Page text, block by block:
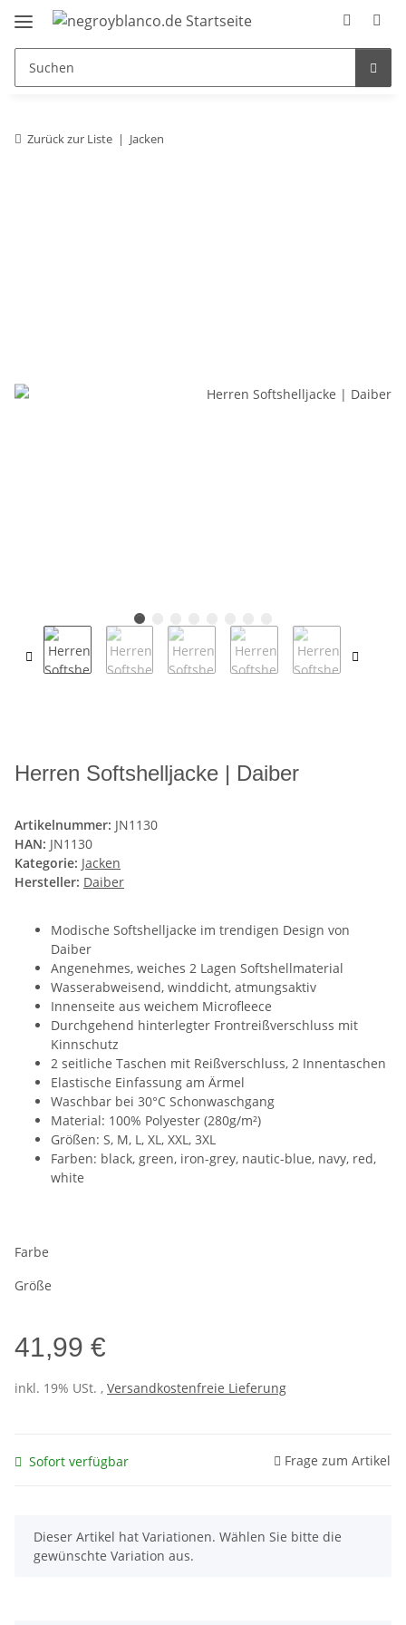
Zurück zur Liste Jacken
Herren Softshelljacke | Daiber
Artikelnummer: JN1130
HAN: JN1130
Kategorie: Jacken
Hersteller: Daiber
Modische Softshelljacke im trendigen Design von
Daiber
Angenehmes, weiches 2 Lagen Softshellmaterial
Wasserabweisend, winddicht, atmungsaktiv
Innenseite aus weichem Microfleece
Durchgehend hinterlegter Frontreißverschluss mit
Kinnschutz
2 seitliche Taschen mit Reißverschluss, 2 Innentaschen
Elastische Einfassung am Ärmel
Waschbar bei 30°C Schonwaschgang
Material: 100% Polyester (280g/m²)
Größen: S, M, L, XL, XXL, 3XL
Farben: black, green, iron-grey, nautic-blue, navy, red,
white
Farbe
Größe
41,99 €
inkl. 19% USt. , Versandkostenfreie Lieferung
Sofort verfügbar Frage zum Artikel
x
Dieser Artikel hat Variationen. Wählen Sie bitte die
gewünschte Variation aus.